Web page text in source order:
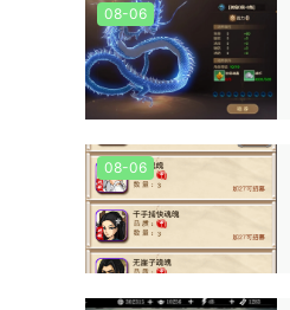
08-06
08-06